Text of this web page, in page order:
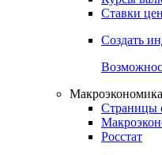
Ставки
Создать
Макроэкономика
Страницы
Росстат